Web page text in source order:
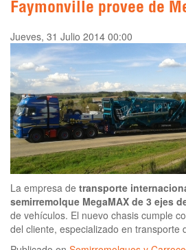
Faymonville provee de
Jueves, 31 Julio 2014 00:00
La empresa de transporte
semirremolque MegaMAX de 3 ejes
de vehículos. El nuevo chasis cumple
del cliente, especializado en transporte